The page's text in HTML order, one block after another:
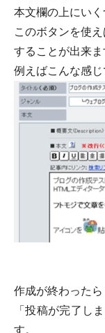
本文欄の上にいく
このボタンを使
することが出来ま
例えばこんな感じ
作成が終わったら
「投稿が完了し
す。